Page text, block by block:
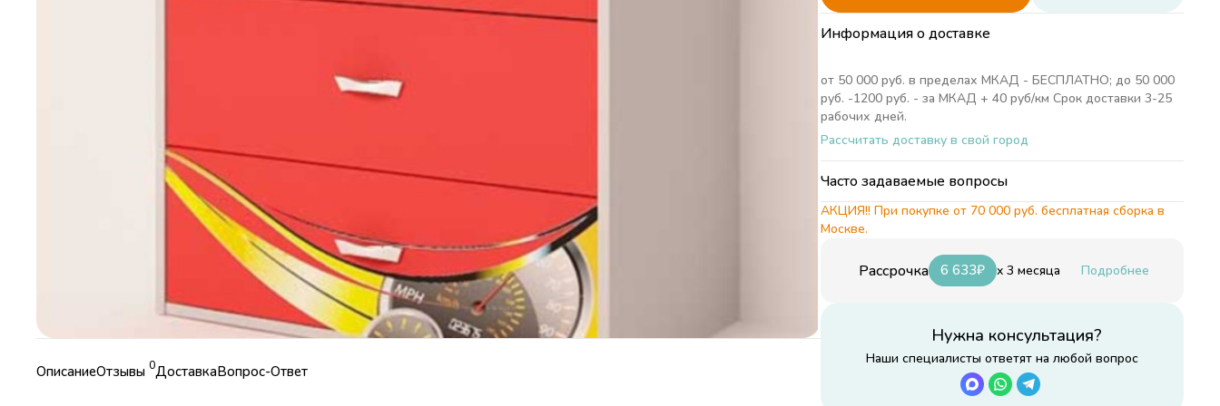
ОписаниеОтзывы 0ДоставкаВопрос-Ответ
Информация о доставке
от 50 000 руб. в пределах МКАД - БЕСПЛАТНО; до 50 000
руб. -1200 руб. - за МКАД + 40 руб/км Срок доставки 3-25
рабочих дней.
Рассчитать доставку в свой город
Часто задаваемые вопросы
АКЦИЯ!! При покупке от 70 000 руб. бесплатная сборка в
Москве.
Рассрочка 6 633₽ x 3 месяца Подробнее
Нужна консультация?
Наши специалисты ответят на любой вопрос